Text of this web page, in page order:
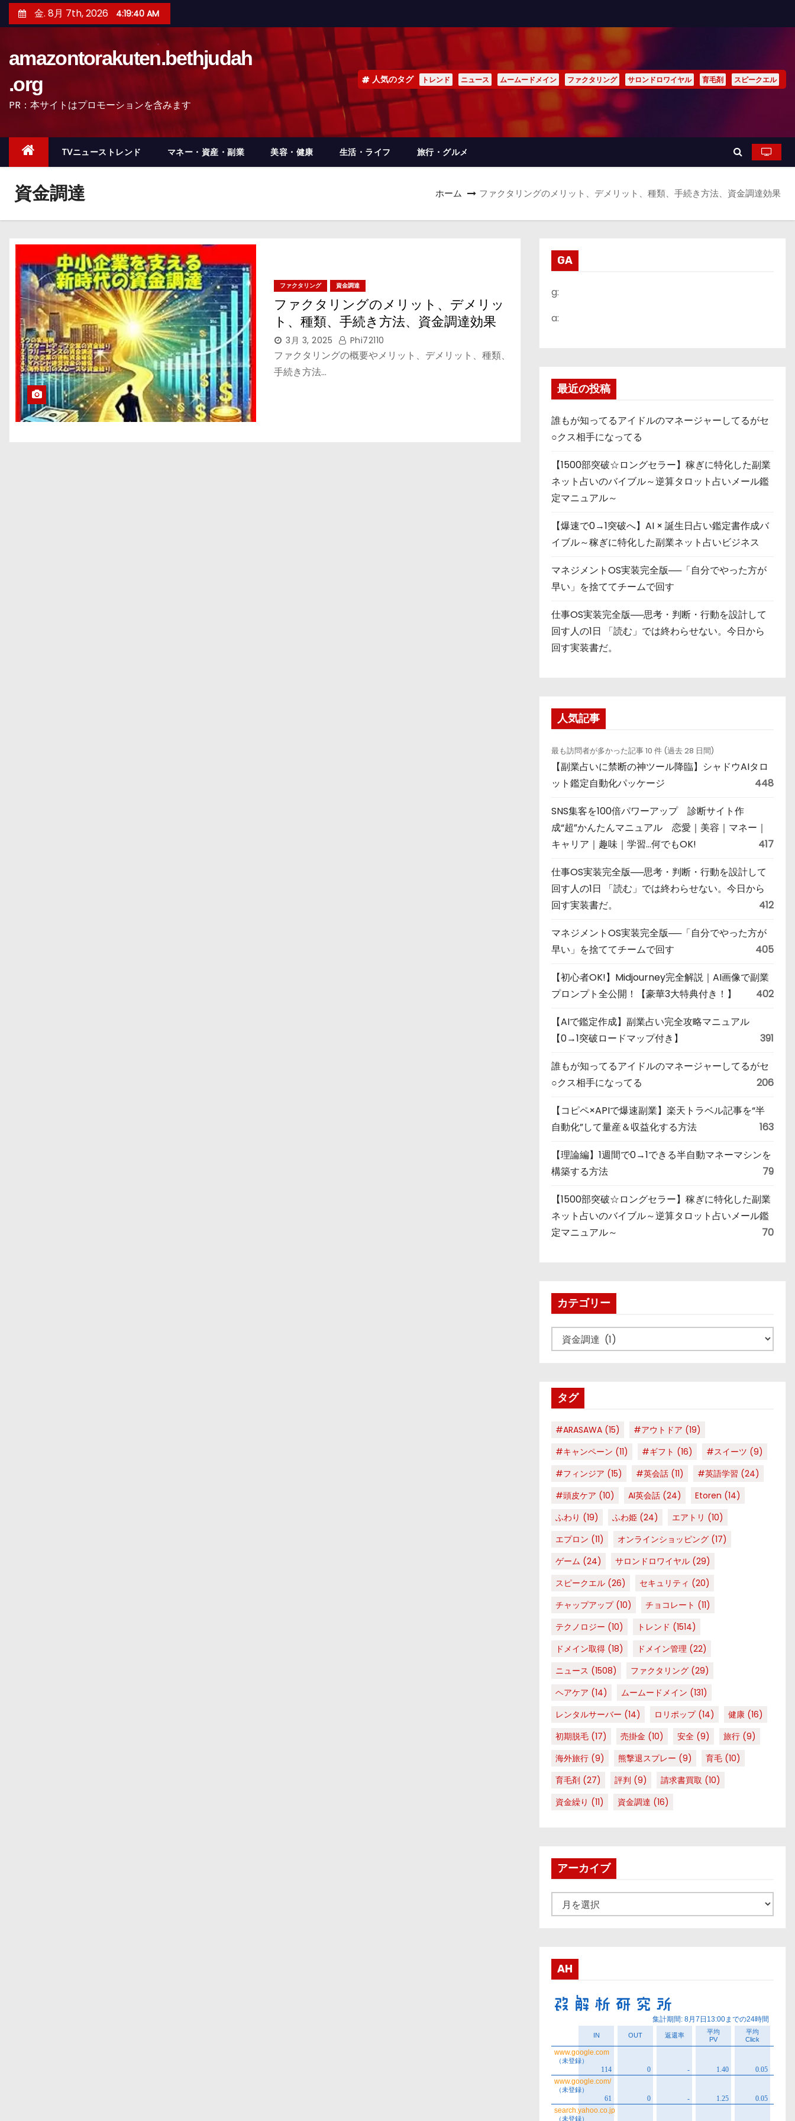
ン
ッ
金. 8月 7th, 2026 4:19:41 AM
amazontorakuten.bethjudah
.org
PR：本サイトはプロモーションを含みます
人気のタグ トレンド ニュース ムームードメイン ファクタリング サロンドロワイヤル 育毛剤 スピークエル
TVニューストレンド マネー・資産・副業 美容・健康 生活・ライフ 旅行・グルメ
資金調達 ホーム ファクタリングのメリット、デメリット、種類、手続き方法、資金調達効果
ファクタリング 資金調達
ファクタリングのメリット、デメリッ
ト、種類、手続き方法、資金調達効果
3月 3, 2025 Phi72110
ファクタリングの概要やメリット、デメリット、種類、
手続き方法…
GA
g:
a:
最近の投稿
誰もが知ってるアイドルのマネージャーしてるがセ
○クス相手になってる
【1500部突破☆ロングセラー】稼ぎに特化した副業
ネット占いのバイブル～逆算タロット占いメール鑑
定マニュアル～
【爆速で0→1突破へ】AI × 誕生日占い鑑定書作成バ
イブル～稼ぎに特化した副業ネット占いビジネス
マネジメントOS実装完全版──「自分でやった方が
早い」を捨ててチームで回す
仕事OS実装完全版──思考・判断・行動を設計して
回す人の1日 「読む」では終わらせない。今日から
回す実装書だ。
人気記事
最も訪問者が多かった記事 10 件 (過去 28 日間)
【副業占いに禁断の神ツール降臨】シャドウAIタロ
ット鑑定自動化パッケージ
448
SNS集客を100倍パワーアップ 診断サイト作
成“超”かんたんマニュアル 恋愛｜美容｜マネー｜
キャリア｜趣味｜学習…何でもOK!
417
仕事OS実装完全版──思考・判断・行動を設計して
回す人の1日 「読む」では終わらせない。今日から
回す実装書だ。
412
マネジメントOS実装完全版──「自分でやった方が
早い」を捨ててチームで回す
405
【初心者OK!】Midjourney完全解説｜AI画像で副業
プロンプト全公開！【豪華3大特典付き！】
402
【AIで鑑定作成】副業占い完全攻略マニュアル
【0→1突破ロードマップ付き】
391
誰もが知ってるアイドルのマネージャーしてるがセ
○クス相手になってる
206
【コピペ×APIで爆速副業】楽天トラベル記事を“半
自動化”して量産＆収益化する方法
163
【理論編】1週間で0→1できる半自動マネーマシンを
構築する方法
79
【1500部突破☆ロングセラー】稼ぎに特化した副業
ネット占いのバイブル～逆算タロット占いメール鑑
定マニュアル～
70
カテゴリー
テ
ータグ
#ARASAWA (15) #アウトドア (19)
#キャンペーン (11) #ギフト (16) #スイーツ (9)
#フィンジア (15) #英会話 (11) #英語学習 (24)
#頭皮ケア (10) AI英会話 (24) Etoren (14)
ふわり (19) ふわ姫 (24) エアトリ (10)
エプロン (11) オンラインショッピング (17)
ゲーム (24) サロンドロワイヤル (29)
スピークエル (26) セキュリティ (20)
チャップアップ(10) チョコレート (11)
テクノロジー (10) トレンド (1514)
ドメイン取得 (18) ドメイン管理 (22)
ニュース (1508) ファクタリング (29)
ヘアケア (14) ムームードメイン (131)
レンタルサーバー (14) ロリポップ(14) 健康 (16)
初期脱毛 (17) 売掛金 (10) 安全 (9) 旅行 (9)
海外旅行 (9) 熊撃退スプレー (9) 育毛 (10)
育毛剤 (27) 評判 (9) 請求書買取 (10)
資金繰り (11) 資金調達 (16)
アーカイブ
ー
ブ
AH